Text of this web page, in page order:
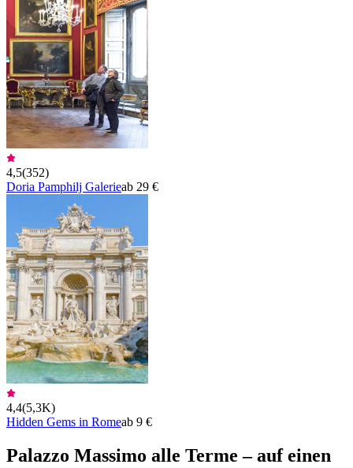
4,5(352)
Doria Pamphilj Galerieab 29 €
4,4(5,3K)
Hidden Gems in Romeab 9 €
Palazzo Massimo alle Terme – auf einen